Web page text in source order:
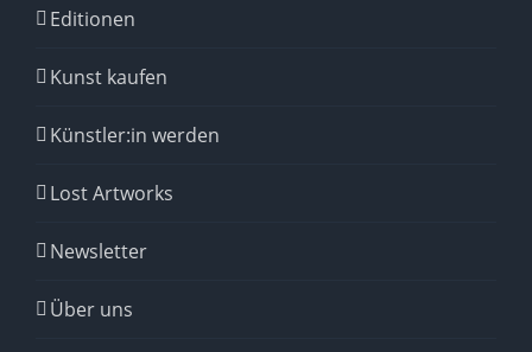
Editionen
Kunst kaufen
Künstler:in werden
Lost Artworks
Newsletter
Über uns